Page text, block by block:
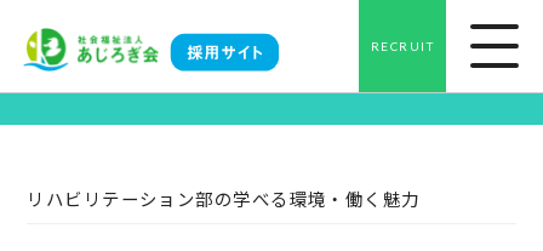
RECRUIT
Career･Enviroment
リハビリテーション部の学べる環境・働く魅力